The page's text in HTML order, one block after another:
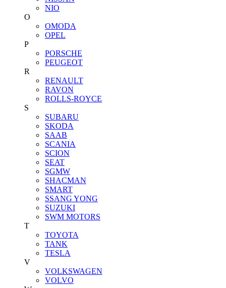
NIO
O
OMODA
OPEL
P
PORSCHE
PEUGEOT
R
RENAULT
RAVON
ROLLS-ROYCE
S
SUBARU
SKODA
SAAB
SCANIA
SCION
SEAT
SGMW
SHACMAN
SMART
SSANG YONG
SUZUKI
SWM MOTORS
T
TOYOTA
TANK
TESLA
V
VOLKSWAGEN
VOLVO